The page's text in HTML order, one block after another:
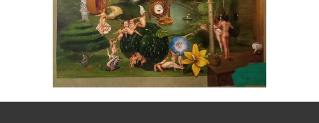
SANTIAGO VALLADARES